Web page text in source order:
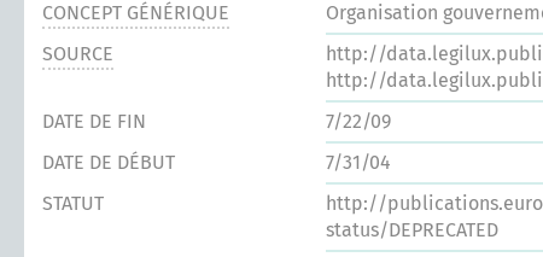
CONCEPT GÉNÉRIQUE
Organisation
SOURCE
http://
http://
DATE DE FIN
7/22/09
DATE DE DÉBUT
7/31/04
STATUT
http://
status/DEPRECATED